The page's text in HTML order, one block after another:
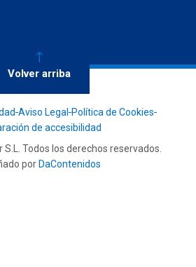
Volver arriba
Aviso Legal Política de Cookies
de accesibilidad
Todos los derechos reservados.
por DaContenidos